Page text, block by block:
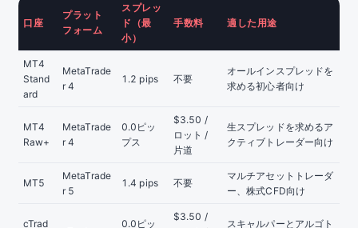
口座
プラット
フォーム
スプレッ
ド（最
小）
手数料 適した用途
MT4
Stand
ard
MetaTrade
r 4
1.2 pips 不要
オールインスプレッドを
求める初心者向け
MT4
Raw+
MetaTrade
r 4
0.0ピッ
プス
$3.50 /
ロット /
片道
生スプレッドを求めるア
クティブトレーダー向け
MT5
MetaTrade
r 5
1.4 pips 不要
マルチアセットトレーダ
ー、株式CFD向け
cTrad
0.0ピッ
$3.50 /
スキャルパーとアルゴト